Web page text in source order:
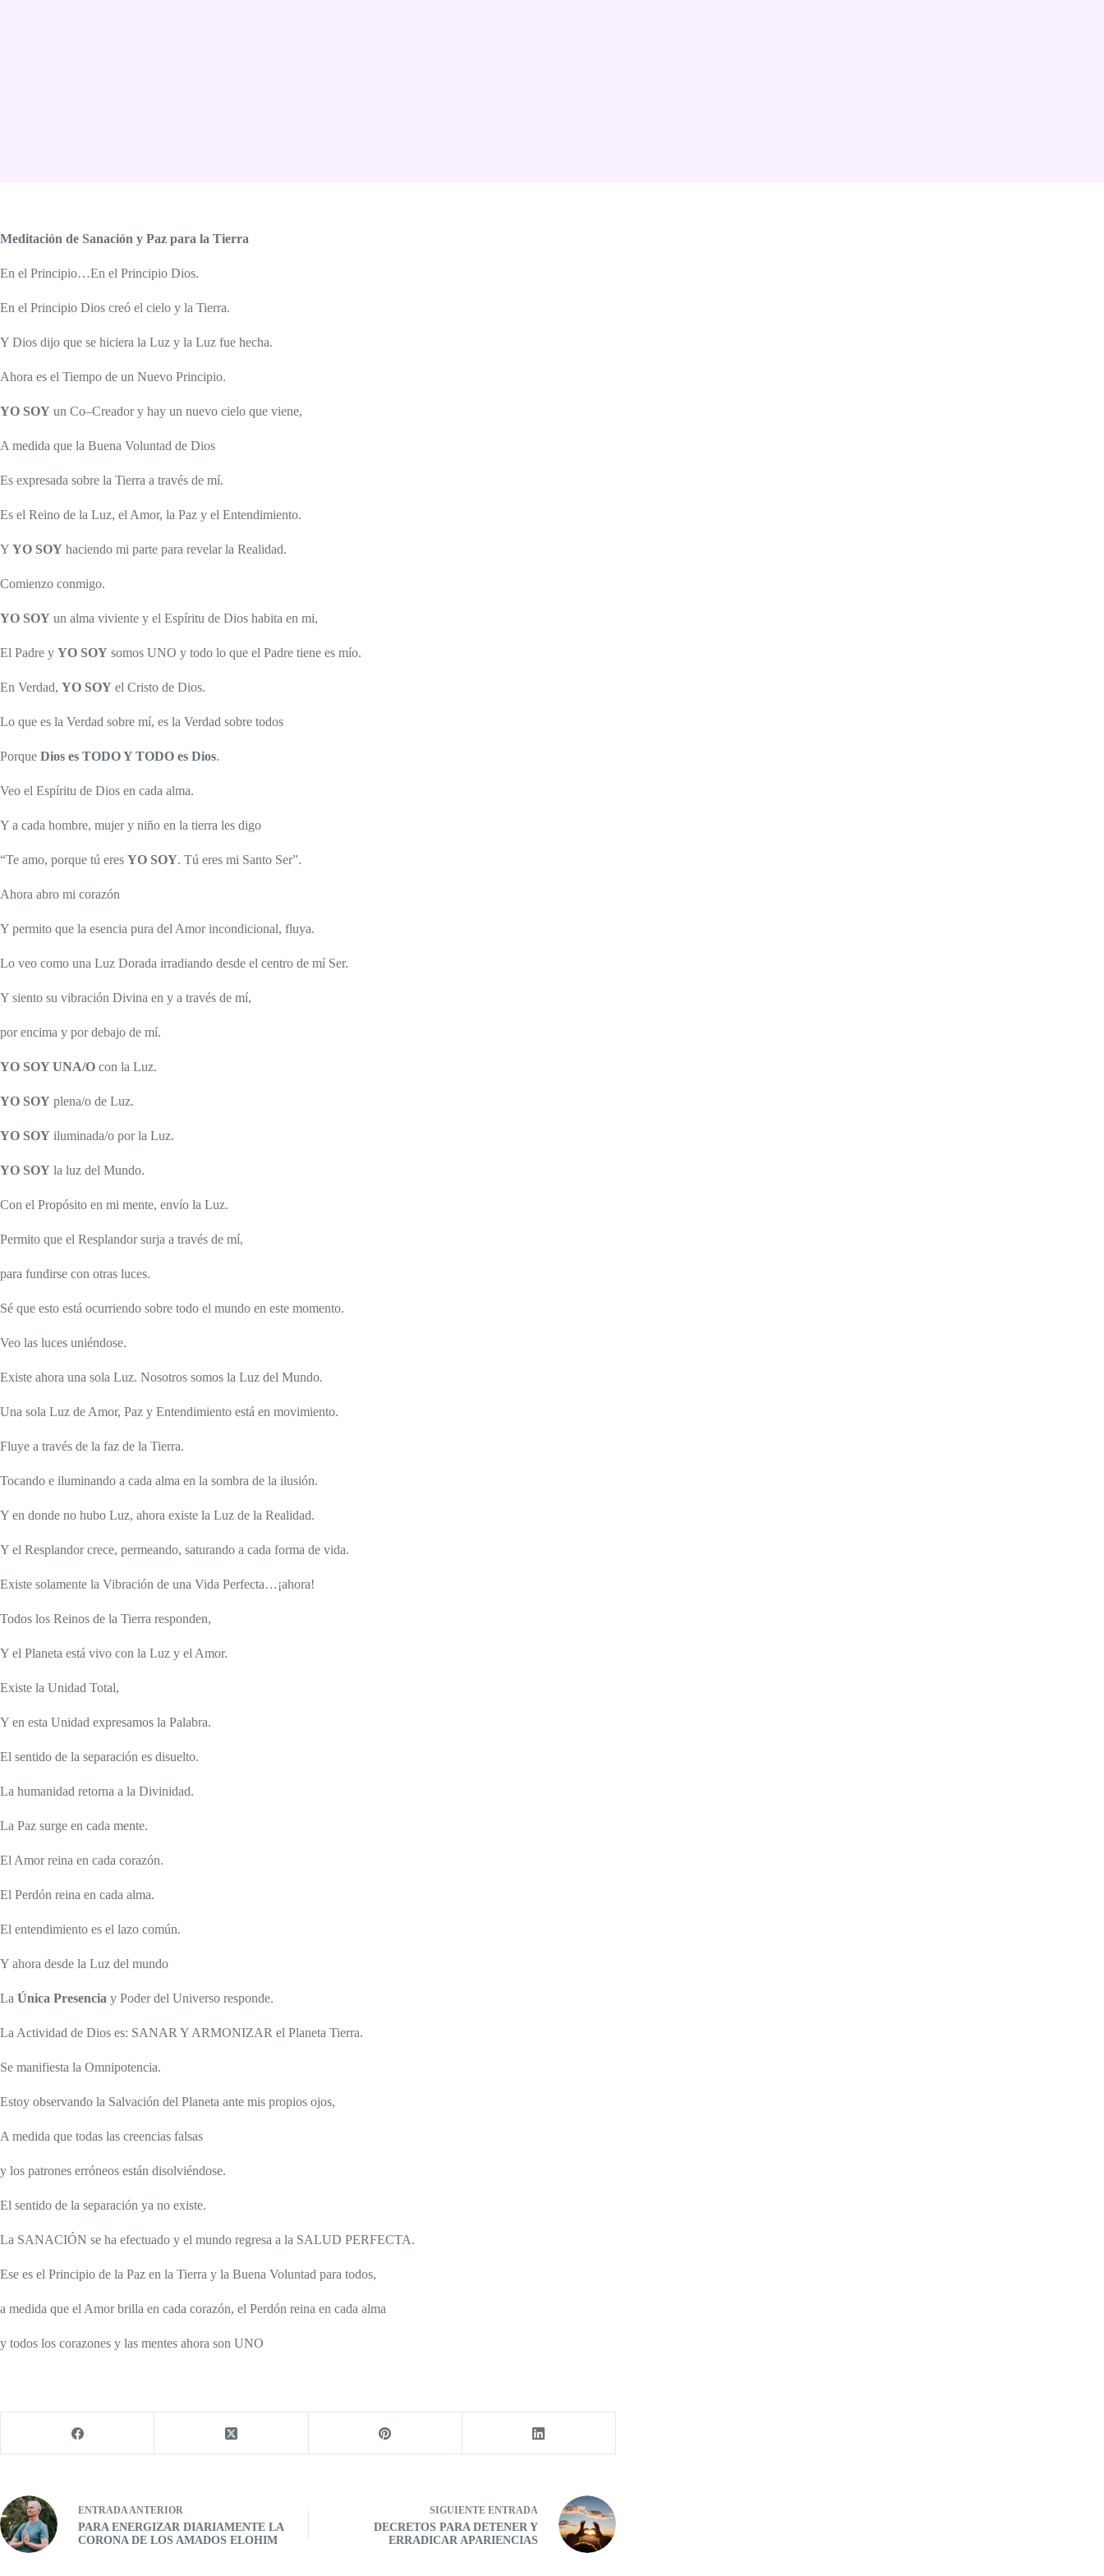
Meditación de Sanación y Paz para la Tierra
En el Principio…En el Principio Dios.
En el Principio Dios creó el cielo y la Tierra.
Y Dios dijo que se hiciera la Luz y la Luz fue hecha.
Ahora es el Tiempo de un Nuevo Principio.
YO SOY un Co–Creador y hay un nuevo cielo que viene,
A medida que la Buena Voluntad de Dios
Es expresada sobre la Tierra a través de mí.
Es el Reino de la Luz, el Amor, la Paz y el Entendimiento.
Y YO SOY haciendo mi parte para revelar la Realidad.
Comienzo conmigo.
YO SOY un alma viviente y el Espíritu de Dios habita en mi,
El Padre y YO SOY somos UNO y todo lo que el Padre tiene es mío.
En Verdad, YO SOY el Cristo de Dios.
Lo que es la Verdad sobre mí, es la Verdad sobre todos
Porque Dios es TODO Y TODO es Dios.
Veo el Espíritu de Dios en cada alma.
Y a cada hombre, mujer y niño en la tierra les digo
“Te amo, porque tú eres YO SOY. Tú eres mi Santo Ser”.
Ahora abro mi corazón
Y permito que la esencia pura del Amor incondicional, fluya.
Lo veo como una Luz Dorada irradiando desde el centro de mí Ser.
Y siento su vibración Divina en y a través de mí,
por encima y por debajo de mí.
YO SOY UNA/O con la Luz.
YO SOY plena/o de Luz.
YO SOY iluminada/o por la Luz.
YO SOY la luz del Mundo.
Con el Propósito en mi mente, envío la Luz.
Permito que el Resplandor surja a través de mí,
para fundirse con otras luces.
Sé que esto está ocurriendo sobre todo el mundo en este momento.
Veo las luces uniéndose.
Existe ahora una sola Luz. Nosotros somos la Luz del Mundo.
Una sola Luz de Amor, Paz y Entendimiento está en movimiento.
Fluye a través de la faz de la Tierra.
Tocando e iluminando a cada alma en la sombra de la ilusión.
Y en donde no hubo Luz, ahora existe la Luz de la Realidad.
Y el Resplandor crece, permeando, saturando a cada forma de vida.
Existe solamente la Vibración de una Vida Perfecta…¡ahora!
Todos los Reinos de la Tierra responden,
Y el Planeta está vivo con la Luz y el Amor.
Existe la Unidad Total,
Y en esta Unidad expresamos la Palabra.
El sentido de la separación es disuelto.
La humanidad retorna a la Divinidad.
La Paz surge en cada mente.
El Amor reina en cada corazón.
El Perdón reina en cada alma.
El entendimiento es el lazo común.
Y ahora desde la Luz del mundo
La Única Presencia y Poder del Universo responde.
La Actividad de Dios es: SANAR Y ARMONIZAR el Planeta Tierra.
Se manifiesta la Omnipotencia.
Estoy observando la Salvación del Planeta ante mis propios ojos,
A medida que todas las creencias falsas
y los patrones erróneos están disolviéndose.
El sentido de la separación ya no existe.
La SANACIÓN se ha efectuado y el mundo regresa a la SALUD PERFECTA.
Ese es el Principio de la Paz en la Tierra y la Buena Voluntad para todos,
a medida que el Amor brilla en cada corazón, el Perdón reina en cada alma
y todos los corazones y las mentes ahora son UNO
ENTRADA ANTERIOR
PARA ENERGIZAR DIARIAMENTE LA
CORONA DE LOS AMADOS ELOHIM
SIGUIENTE ENTRADA
DECRETOS PARA DETENER Y
ERRADICAR APARIENCIAS